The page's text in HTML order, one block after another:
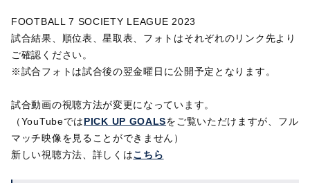
FOOTBALL 7 SOCIETY LEAGUE 2023
試合結果、順位表、星取表、フォトはそれぞれのリンク先より
ご確認ください。
※試合フォトは試合後の翌金曜日に公開予定となります。
試合動画の視聴方法が変更になっています。
（YouTubeではPICK UP GOALSをご覧いただけますが、フル
マッチ映像を見ることができません）
新しい視聴方法、詳しくはこちら